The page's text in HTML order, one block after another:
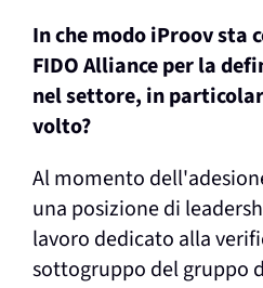
In che modo iProov sta
FIDO Alliance per la
nel settore, in
volto?
Al momento
una posizione di
lavoro dedicato alla
sottogruppo del gruppo